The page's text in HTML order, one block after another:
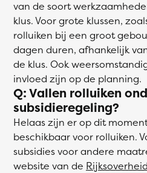
van de soort
klus. Voor grote klussen,
rolluiken bij een groot
dagen duren, afhankelijk
de klus. Ook
invloed zijn op de planning.
Q: Vallen rolluiken
subsidieregeling?
Helaas zijn er op dit
beschikbaar voor rolluiken.
subsidies voor andere
website van de Rijksoverheid